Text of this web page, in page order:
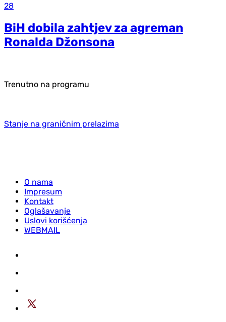
28
BiH dobila zahtjev za agreman
Ronalda Džonsona
Trenutno na programu
Stanje na graničnim prelazima
O nama
Impresum
Kontakt
Oglašavanje
Uslovi korišćenja
WEBMAIL